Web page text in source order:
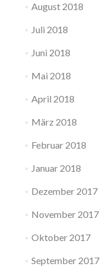
August 2018
Juli 2018
Juni 2018
Mai 2018
April 2018
März 2018
Februar 2018
Januar 2018
Dezember 2017
November 2017
Oktober 2017
September 2017